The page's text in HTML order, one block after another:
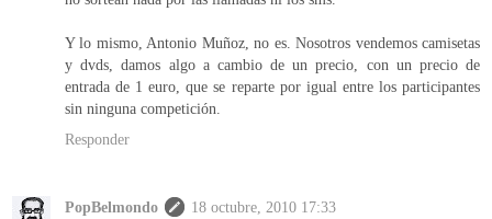
Y lo mismo, Antonio Muñoz, no es. Nosotros vendemos camisetas
y dvds, damos algo a cambio de un precio, con un precio de
entrada de 1 euro, que se reparte por igual entre los participantes
sin ninguna competición.
Responder
PopBelmondo
18 octubre, 2010 17:33